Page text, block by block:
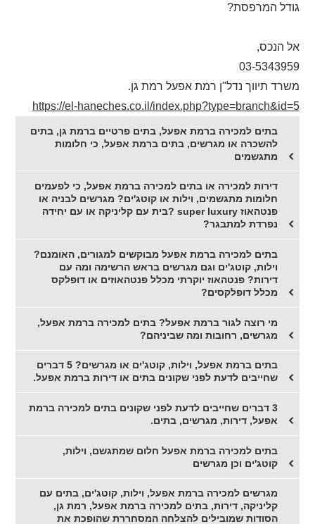
גודל המרפסת?
אל הנכס,
03-5343959
משרד תיווך נדל"ן רמת אפעל רמת גן.
https://el-haneches.co.il/index.php?type=branch&id=5
בתים למכירה ברמת אפעל, בתים פרטיים ברמת גן, בתים
להשכרה או מגרשים, בתים ברמת אפעל, כי חלומות
מתגשמים
דירות למכירה או בתים למכירה ברמת אפעל, כי לפעמים
חלומות מתגשמים, וילות או קוטג'ים? מגרשים לבניה או
פנטהאוז super luxury ?בית עם קליניקה או עם יחידה
נפרדת למתבגר?
בתים למכירה ברמת אפעל מבוקשים למגורים, האומנם?
וילות, קוטג'ים וגם מגרשים בראש הרשימה ומה עם
דירות? פנטהאוז יוקרתי מכלל פנטהאוזים או דופלקס
מכלל דופלקסים?
מי רוצה לגור ברמת אפעל? בתים למכירה ברמת אפעל,
מגרשים, רחובות ומה שביניהם?
בתים ברמת אפעל, וילות, קוטג'ים או מגרשים? 5 דברים
שחייבים לדעת לפני שקונים בתים או דירות ברמת אפעל.
3 דברים שחייבים לדעת לפני שקונים בתים למכירה ברמת
אפעל, דירות, מגרשים, בתים.
בתים למכירה ברמת אפעל חלום שמתגשם, וילות,
קוטג'ים וכן מגרשים
מגרשים למכירה ברמת אפעל, וילות, קוטג'ים, בתים עם
קליניקה, דירות, בתים למכירה ברמת אפעל, רמת גן,
הסודות שמובילים להצלחה המסחררת שהופכת את